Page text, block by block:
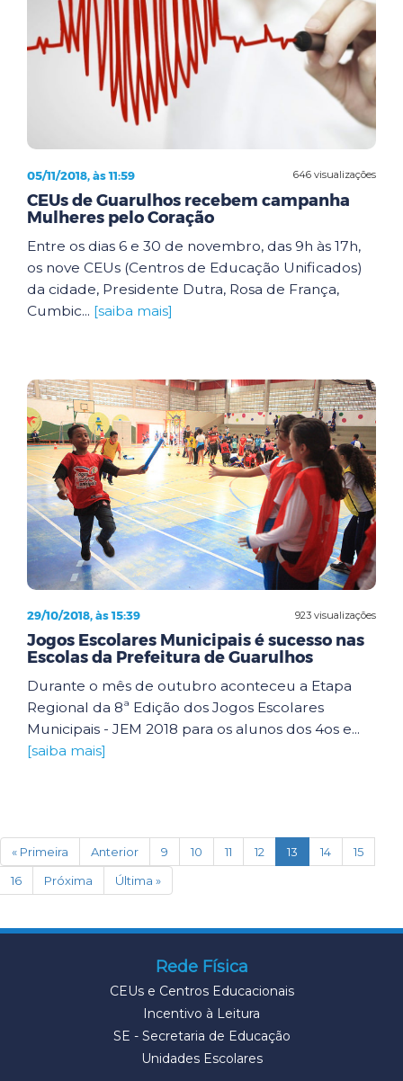
646 visualizações
05/11/2018, às 11:59
CEUs de Guarulhos recebem campanha
Mulheres pelo Coração
Entre os dias 6 e 30 de novembro, das 9h às 17h,
os nove CEUs (Centros de Educação Unificados)
da cidade, Presidente Dutra, Rosa de França,
Cumbic... [saiba mais]
923 visualizações
29/10/2018, às 15:39
Jogos Escolares Municipais é sucesso nas
Escolas da Prefeitura de Guarulhos
Durante o mês de outubro aconteceu a Etapa
Regional da 8ª Edição dos Jogos Escolares
Municipais - JEM 2018 para os alunos dos 4os e...
[saiba mais]
« Primeira Anterior 9 10 11 12 13 (current)
14
15
16
Próxima Última »
Rede Física
CEUs e Centros Educacionais
Incentivo à Leitura
SE - Secretaria de Educação
Unidades Escolares